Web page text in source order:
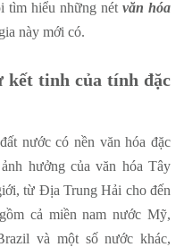
tìm hiểu những nétvăn hóa
này mới có.
kết tinh của tính đặc
nước có nền văn hóa đặc
hưởng của văn hóa Tây
từ Địa Trung Hải cho đến
cả miền nam nước Mỹ,
và một số nước khác,